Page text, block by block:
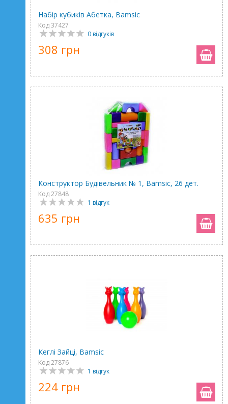
Набір кубиків Абетка, Bamsic
Код 37427
0 відгуків
308 грн
Конструктор Будівельник № 1, Bamsic, 26 дет.
Код 27848
1 відгук
635 грн
Кеглі Зайці, Bamsic
Код 27876
1 відгук
224 грн